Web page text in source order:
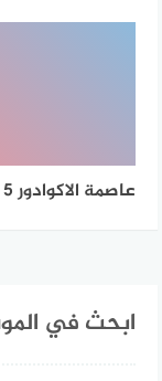
عاصمة الاكوادور 5 حروف
ابحث في